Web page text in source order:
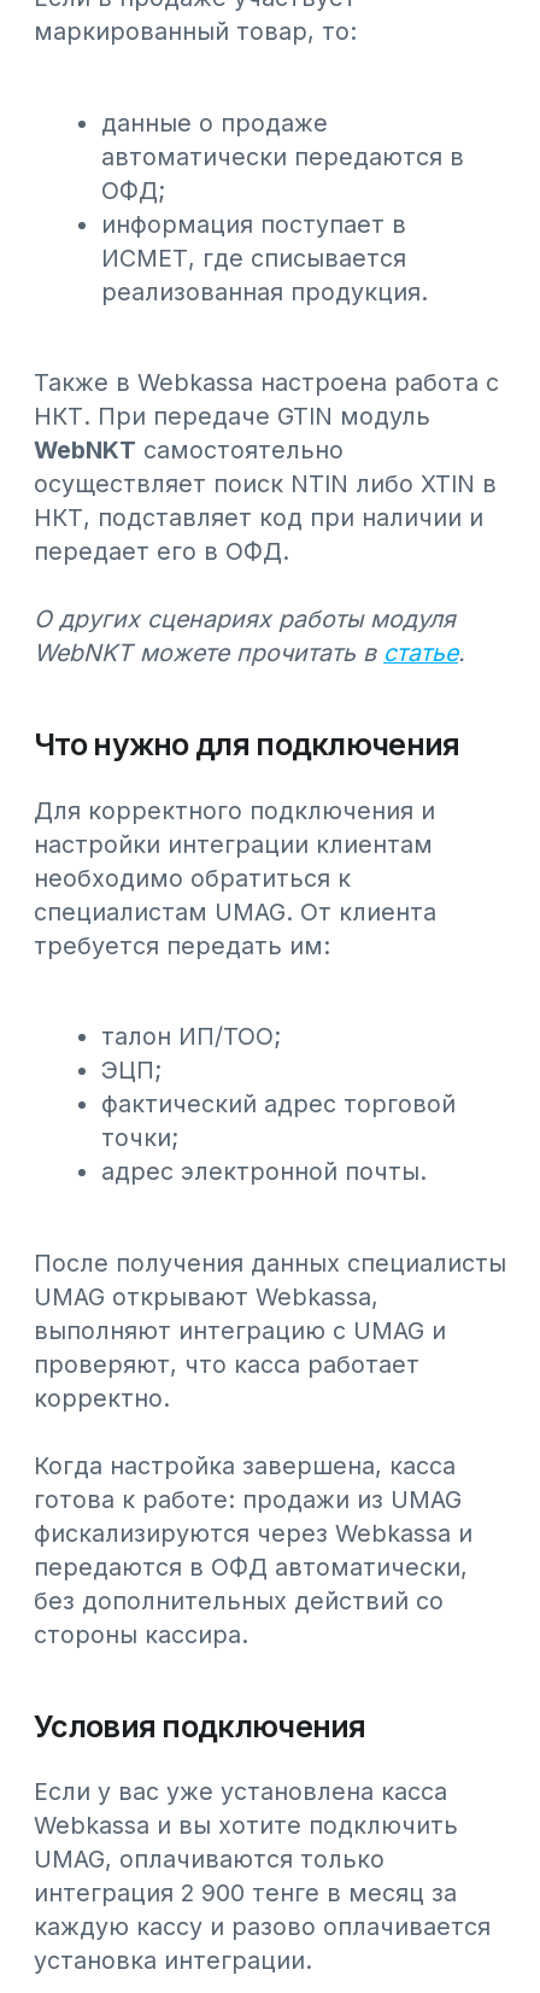
выполняют интеграцию с UMAG и
проверяют, что касса работает
Когда настройка завершена, касса
фискализируются через Webkassa и
передаются в ОФД автоматически,
без дополнительных действий со
стороны кассира.
Условия подключения
Webkassa и вы хотите подключить
интеграция 2 900 тенге в месяц за
каждую кассу и разово оплачивается
Если вы используете UMAG и хотите
подключить Webkassa, потребуется
оплатить:
кассу Webkassa —
цены на
тарифы доступны на странице+
тенге в месяц за каждую кассу.
Больше статей
Все #Новости Webkassa
#Обновления
#СМИ о нас
#Интеграции #Общепит
Как работать с НКТ в 2026 году
1 июля 2026 года NTIN в чеке стал
осуществляющих реализацию товаров. В
статье подробно рассказываем, как работать с
НКТ с помощью модуля WebNKT
05.08.2026